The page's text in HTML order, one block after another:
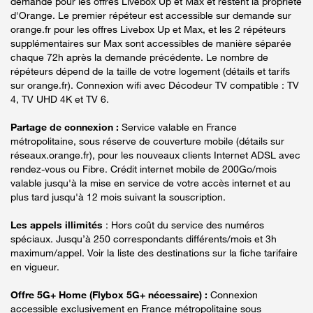
d'Orange. Le premier répéteur est accessible sur demande sur
orange.fr pour les offres Livebox Up et Max, et les 2 répéteurs
supplémentaires sur Max sont accessibles de manière séparée
chaque 72h après la demande précédente. Le nombre de
répéteurs dépend de la taille de votre logement (détails et tarifs
sur orange.fr). Connexion wifi avec Décodeur TV compatible : TV
4, TV UHD 4K et TV 6.
Partage de connexion : Service valable en France
métropolitaine, sous réserve de couverture mobile (détails sur
réseaux.orange.fr), pour les nouveaux clients Internet ADSL avec
rendez-vous ou Fibre. Crédit internet mobile de 200Go/mois
valable jusqu'à la mise en service de votre accès internet et au
plus tard jusqu'à 12 mois suivant la souscription.
Les appels illimités : Hors coût du service des numéros
spéciaux. Jusqu’à 250 correspondants différents/mois et 3h
maximum/appel. Voir la liste des destinations sur la fiche tarifaire
en vigueur.
Offre 5G+ Home (Flybox 5G+ nécessaire) : Connexion
accessible exclusivement en France métropolitaine sous